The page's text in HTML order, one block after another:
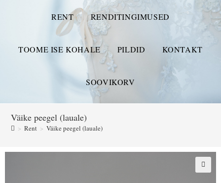
RENT RENDITINGIMUSED
TOOME ISE KOHALE PILDID KONTAKT
SOOVIKORV
Väike peegel (lauale)
> Rent > Väike peegel (lauale)